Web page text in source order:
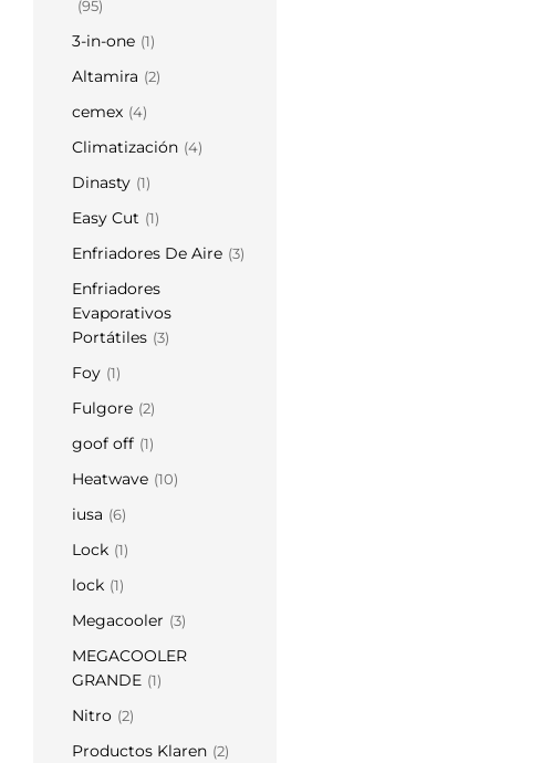
(95)
3-in-one (1)
Altamira (2)
cemex (4)
Climatización (4)
Dinasty (1)
Easy Cut (1)
Enfriadores De Aire (3)
Enfriadores
Evaporativos
Portátiles (3)
Foy (1)
Fulgore (2)
goof off (1)
Heatwave (10)
iusa (6)
Lock (1)
lock (1)
Megacooler (3)
MEGACOOLER
GRANDE (1)
Nitro (2)
Productos Klaren (2)